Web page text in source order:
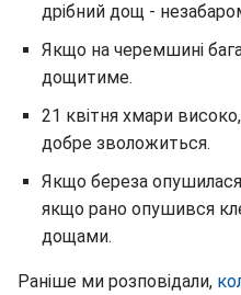
дрібний дощ -
Якщо на черемшині
дощитиме.
21 квітня хмари
добре зволожиться.
Якщо береза
якщо рано опушився
дощами.
Раніше ми розповідали,